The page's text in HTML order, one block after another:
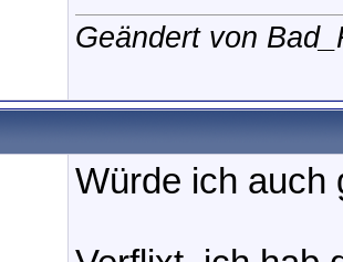
Geändert von
Würde ich auch